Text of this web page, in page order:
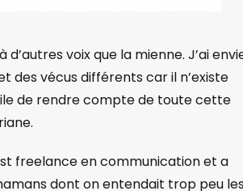
voix que la mienne. J’ai
des vécus différents car il n’existe
de rendre compte de toute cette
freelance en communication et a
dont on entendait trop peu